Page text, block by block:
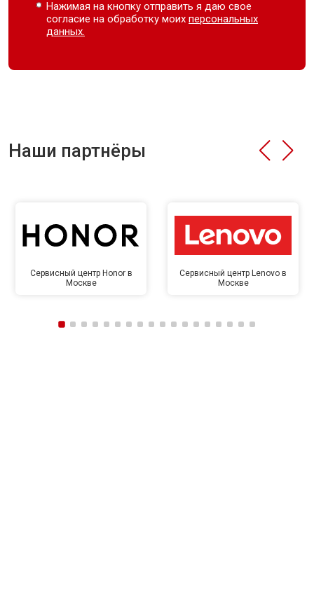
Нажимая на кнопку отправить я даю свое
согласие на обработку моихперсональных
данных.
Наши партнёры
Сервисный центр Honor в
Москве
Сервисный центр Lenovo в
Москве